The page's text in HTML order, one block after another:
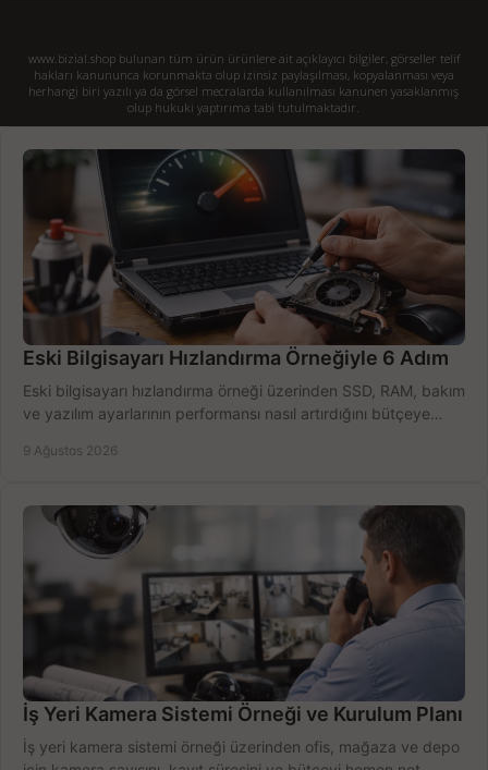
www.bizial.shop bulunan tüm ürün ürünlere ait açıklayıcı bilgiler, görseller telif
hakları kanununca korunmakta olup izinsiz paylaşılması, kopyalanması veya
herhangi biri yazılı ya da görsel mecralarda kullanılması kanunen yasaklanmış
olup hukuki yaptırıma tabi tutulmaktadır.
Eski Bilgisayarı Hızlandırma Örneğiyle 6 Adım
Eski bilgisayarı hızlandırma örneği üzerinden SSD, RAM, bakım
ve yazılım ayarlarının performansı nasıl artırdığını bütçeye
9 Ağustos 2026
İş Yeri Kamera Sistemi Örneği ve Kurulum Planı
İş yeri kamera sistemi örneği üzerinden ofis, mağaza ve depo